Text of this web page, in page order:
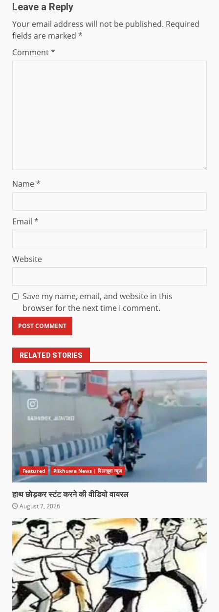
Leave a Reply
Your email address will not be published. Required
fields are marked *
Comment*
Name*
Email *
Website
Save my name, email, and website in this
browser for the next time I comment.
RELATED STORIES
Featured Pilkhuwa News | पिलखुवा न्यूज़
हाथ छोड़कर स्टंट करने की वीडियो वायरल
August 7, 2026